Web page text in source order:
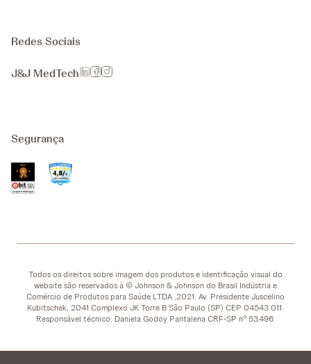
Redes Sociais
J&J MedTech
Segurança
Todos os direitos sobre imagem dos produtos e identificação visual do
website são reservados à © Johnson & Johnson do Brasil Indústria e
Comércio de Produtos para Saúde LTDA.,2021. Av. Presidente Juscelino
Kubitschek, 2041 Complexo JK Torre B São Paulo (SP) CEP 04543 011.
Responsável técnico: Daniela Godoy Pantalena CRF-SP nº 53.496.